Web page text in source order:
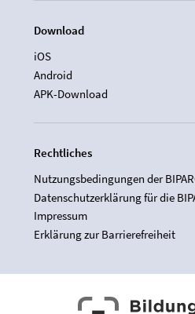
Download
iOS
Android
APK-Download
Rechtliches
Nutzungsbedingungen der
Datenschutzerklärung für die
Impressum
Erklärung zur Barrierefreiheit